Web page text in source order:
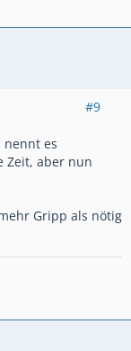
#9
nennt es
Zeit, aber nun
Gripp als nötig